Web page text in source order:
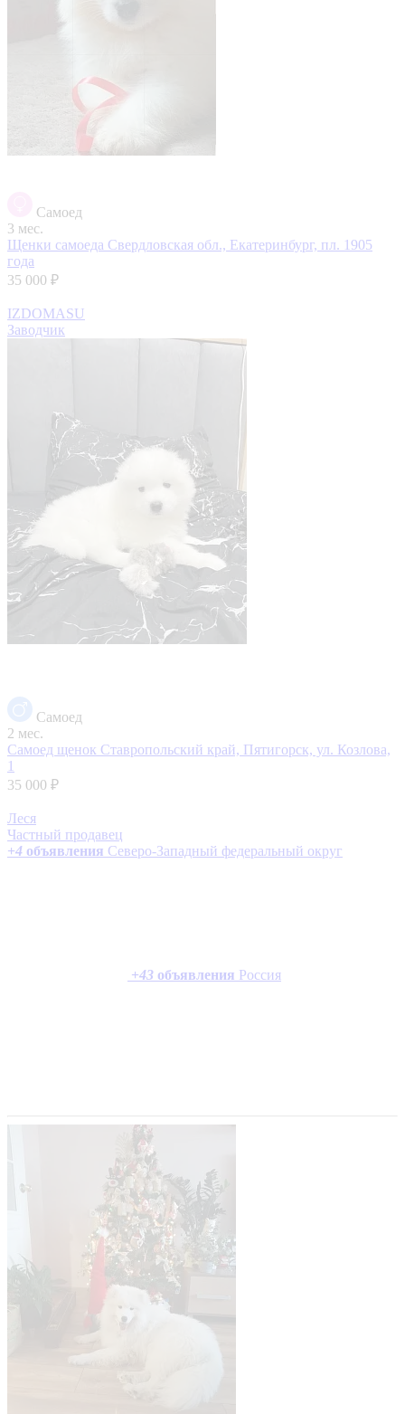
Самоед
3 мес.
Щенки самоеда Свердловская обл., Екатеринбург, пл. 1905
года
35 000 ₽
IZDOMASU
Заводчик
Самоед
2 мес.
Самоед щенок Ставропольский край, Пятигорск, ул. Козлова,
1
35 000 ₽
Леся
Частный продавец
+4 объявления Северо-Западный федеральный округ
+43 объявления Россия